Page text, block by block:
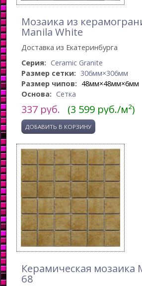
Мозаика из
Manila White
Доставка из Екатеринбурга
Серия: Ceramic Granite
Размер сетки: 306мм×306мм
Размер чипов: 48мм×48мм×6мм
Основа: Сетка
337 руб. (3 599 руб./м²)
Керамическая мозаика
68